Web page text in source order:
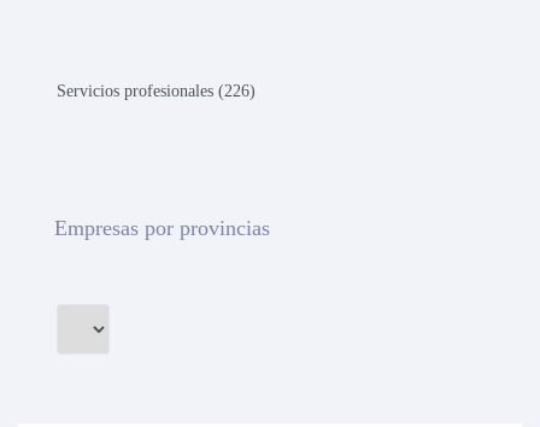
Servicios profesionales (226)
Empresas por provincias